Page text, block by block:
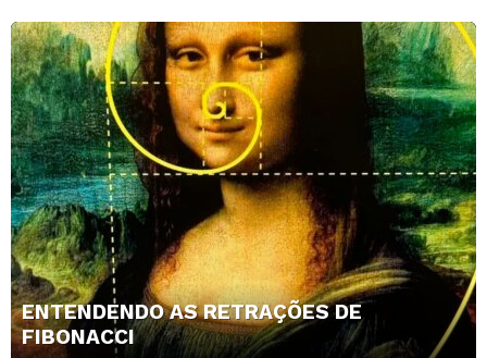
ENTENDENDO AS RETRAÇÕES DE
FIBONACCI